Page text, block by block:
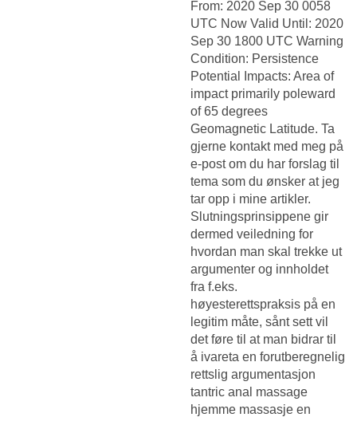
From: 2020 Sep 30 0058
UTC Now Valid Until: 2020
Sep 30 1800 UTC Warning
Condition: Persistence
Potential Impacts: Area of
impact primarily poleward
of 65 degrees
Geomagnetic Latitude. Ta
gjerne kontakt med meg på
e-post om du har forslag til
tema som du ønsker at jeg
tar opp i mine artikler.
Slutningsprinsippene gir
dermed veiledning for
hvordan man skal trekke ut
argumenter og innholdet
fra f.eks.
høyesterettspraksis på en
legitim måte, sånt sett vil
det føre til at man bidrar til
å ivareta en forutberegnelig
rettslig argumentasjon
tantric anal massage
hjemme massasje en